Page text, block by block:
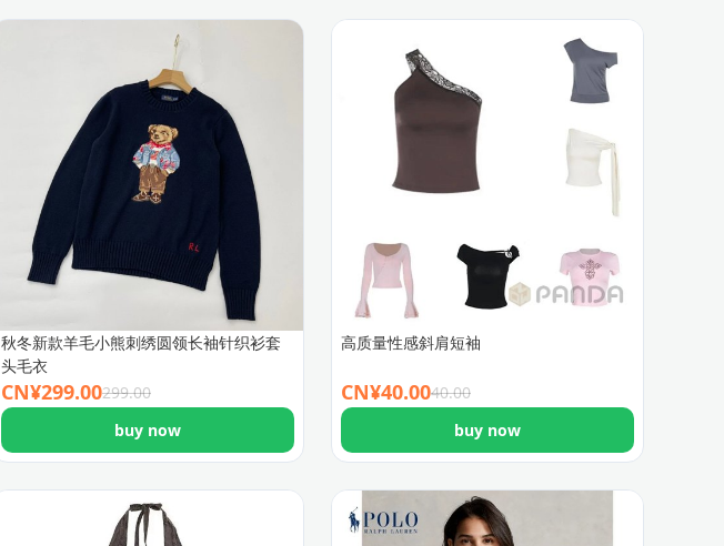
秋冬新款羊毛小熊刺绣圆领长袖针织衫套
头毛衣
CN¥299.00299.00
buy now
高质量性感斜肩短袖
CN¥40.0040.00
buy now